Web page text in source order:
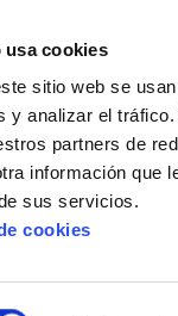
usa cookies
sitio web se
y analizar el
partners de
información que
sus servicios.
cookies